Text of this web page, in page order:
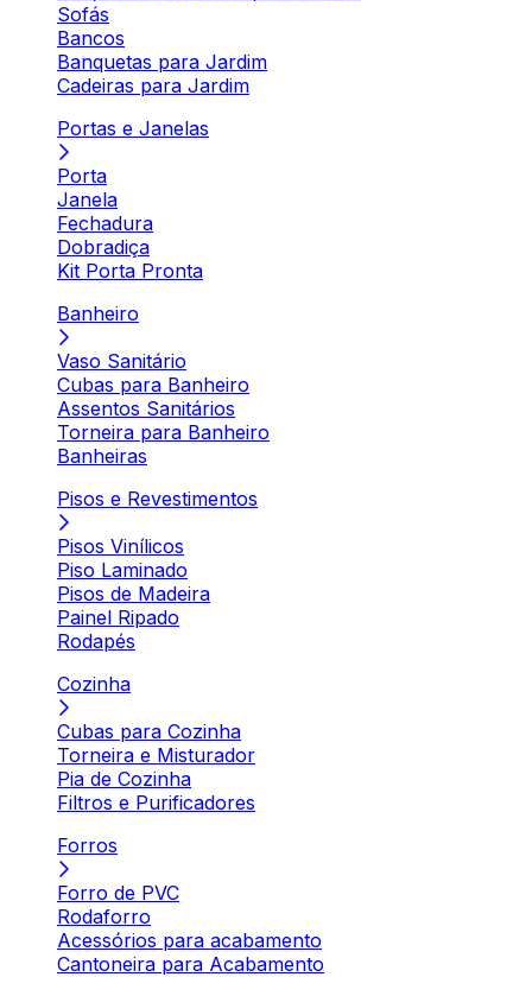
Sofás
Bancos
Banquetas para Jardim
Cadeiras para Jardim
Portas e Janelas
Porta
Janela
Fechadura
Dobradiça
Kit Porta Pronta
Banheiro
Vaso Sanitário
Cubas para Banheiro
Assentos Sanitários
Torneira para Banheiro
Banheiras
Pisos e Revestimentos
Pisos Vinílicos
Piso Laminado
Pisos de Madeira
Painel Ripado
Rodapés
Cozinha
Cubas para Cozinha
Torneira e Misturador
Pia de Cozinha
Filtros e Purificadores
Forros
Forro de PVC
Rodaforro
Acessórios para acabamento
Cantoneira para Acabamento